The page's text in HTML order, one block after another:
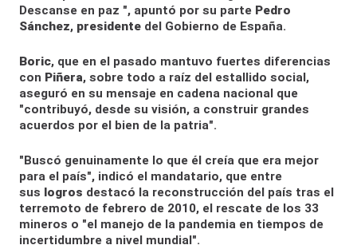
Descanse en paz ", apuntó por su parte Pedro
Sánchez, presidente del Gobierno de España.
Boric, que en el pasado mantuvo fuertes diferencias
con Piñera, sobre todo a raíz del estallido social,
aseguró en su mensaje en cadena nacional que
"contribuyó, desde su visión, a construir grandes
acuerdos por el bien de la patria".
"Buscó genuinamente lo que él creía que era mejor
para el país", indicó el mandatario, que entre
sus logros destacó la reconstrucción del país tras el
terremoto de febrero de 2010, el rescate de los 33
mineros o "el manejo de la pandemia en tiempos de
incertidumbre a nivel mundial".